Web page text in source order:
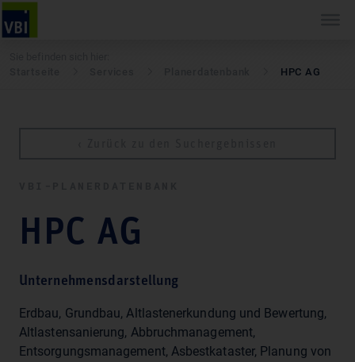
HPC AG
HPC AG
Unternehmensdarstellung
Erdbau, Grundbau, Altlastenerkundung und Bewertung,
Altlastensanierung, Abbruchmanagement,
Entsorgungsmanagement, Asbestkataster, Planung von